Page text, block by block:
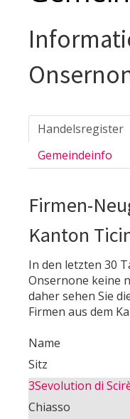
Handelsregister
Gemeindeinfo
Firmen-
Kanton
In den letzten 30
Onsernone keine
daher sehen Sie
Firmen aus dem
Name
Sitz
3Sevolution di
Chiasso